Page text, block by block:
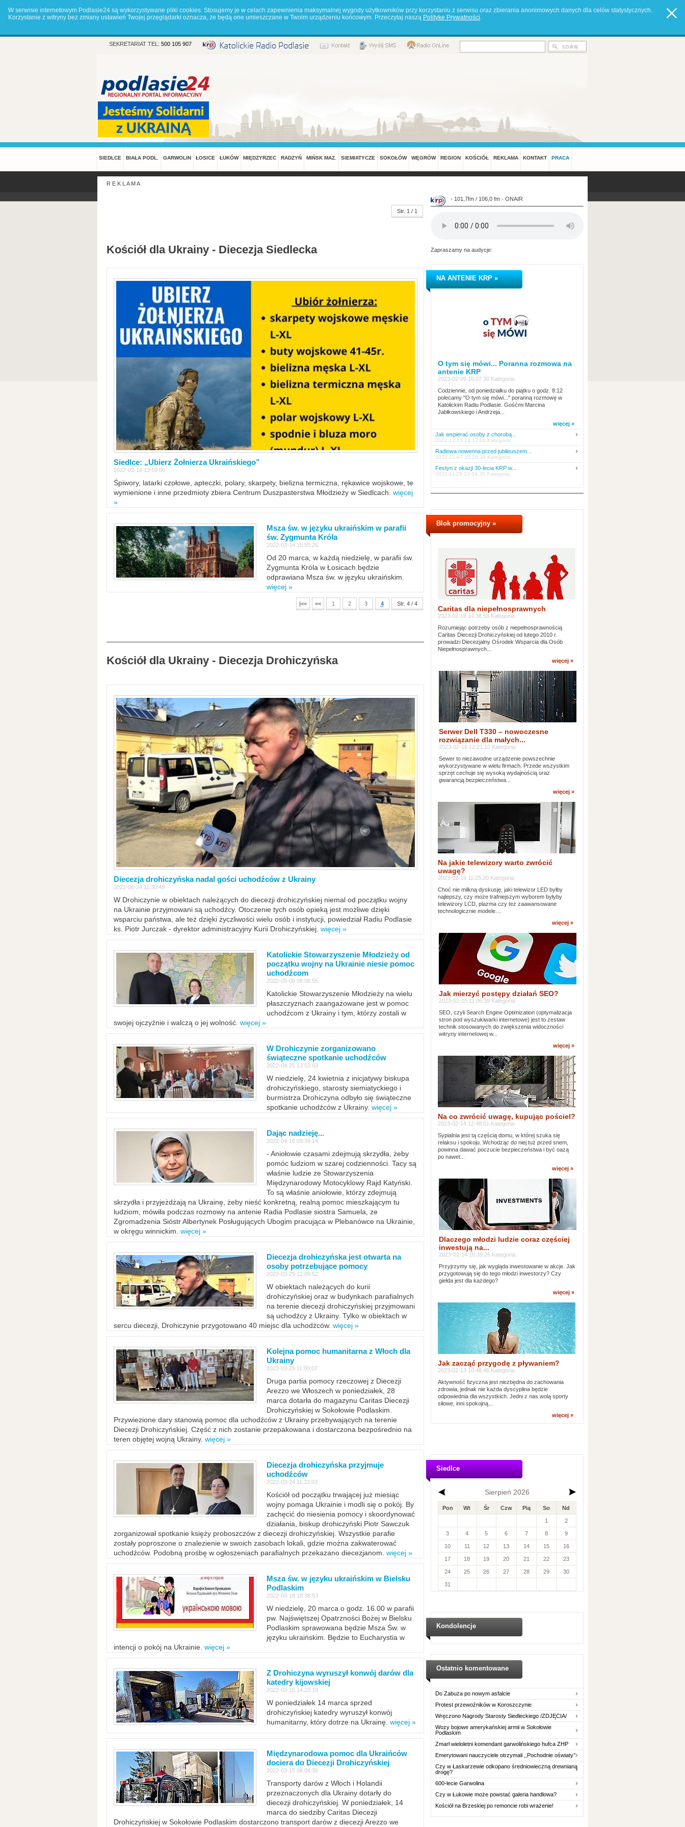
W serwisie internetowym Podlasie24 są wykorzystywane pliki cookies. Stosujemy je w celach zapewnienia maksymalnej wygody użytkowników przy korzystaniu z serwisu oraz zbierania anonimowych danych dla celów statystycznych.
Korzystanie z witryny bez zmiany ustawień Twojej przeglądarki oznacza, że będą one umieszczane w Twoim urządzeniu końcowym. Przeczytaj naszą Politykę Prywatności.
SEKRETARIAT TEL: 500 105 907
SIEDLCE BIAŁA PODL. GARWOLIN ŁOSICE ŁUKÓW MIĘDZYRZEC RADZYŃ MIŃSK MAZ. SIEMIATYCZE SOKOŁÓW WĘGRÓW REGION KOŚCIÓŁ REKLAMA KONTAKT PRACA
R E K L A M A
Str. 1 / 1
Kościół dla Ukrainy - Diecezja Siedlecka
Siedlce: „Ubierz Żołnierza Ukraińskiego”
2022-03-16 13:59:00
Śpiwory, latarki czołowe, apteczki, polary, skarpety, bielizna termiczna, rękawice wojskowe, te
wymienione i inne przedmioty zbiera Centrum Duszpasterstwa Młodzieży w Siedlcach. więcej
»
Msza św. w języku ukraińskim w parafii
św. Zygmunta Króla
2022-03-14 15:55:26
Od 20 marca, w każdą niedzielę, w parafii św.
Zygmunta Króla w Łosicach będzie
odprawiana Msza św. w języku ukraińskim.
więcej »
|<< << 1 2 3 4 Str. 4 / 4
Kościół dla Ukrainy - Diecezja Drohiczyńska
Diecezja drohiczyńska nadal gości uchodźców z Ukrainy
2022-06-24 11:30:48
W Drohiczynie w obiektach należących do diecezji drohiczyńskiej niemal od początku wojny
na Ukrainie przyjmowani są uchodźcy. Otoczenie tych osób opieką jest możliwe dzięki
wsparciu państwa, ale też dzięki życzliwości wielu osób i instytucji, powiedział Radiu Podlasie
ks. Piotr Jurczak - dyrektor administracyjny Kurii Drohiczyńskiej. więcej »
Katolickie Stowarzyszenie Młodzieży od
początku wojny na Ukrainie niesie pomoc
uchodźcom
2022-05-09 08:06:55
Katolickie Stowarzyszenie Młodzieży na wielu
płaszczyznach zaangażowane jest w pomoc
uchodźcom z Ukrainy i tym, którzy zostali w
swojej ojczyźnie i walczą o jej wolność. więcej »
W Drohiczynie zorganizowano
świąteczne spotkanie uchodźców
2022-04-25 13:53:53
W niedzielę, 24 kwietnia z inicjatywy biskupa
drohiczyńskiego, starosty siemiatyckiego i
burmistrza Drohiczyna odbyło się świąteczne
spotkanie uchodźców z Ukrainy. więcej »
Dając nadzieję...
2022-04-16 09:34:14
- Aniołowie czasami zdejmują skrzydła, żeby
pomóc ludziom w szarej codzienności. Tacy są
właśnie ludzie ze Stowarzyszenia
Międzynarodowy Motocyklowy Rajd Katyński.
To są właśnie aniołowie, którzy zdejmują
skrzydła i przyjeżdżają na Ukrainę, żeby nieść konkretną, realną pomoc mieszkającym tu
ludziom, mówiła podczas rozmowy na antenie Radia Podlasie siostra Samuela, ze
Zgromadzenia Sióstr Albertynek Posługujących Ubogim pracująca w Plebanówce na Ukrainie,
w okręgu winnickim. więcej »
Diecezja drohiczyńska jest otwarta na
osoby potrzebujące pomocy
2022-03-29 12:09:52
W obiektach należących do kurii
drohiczyńskiej oraz w budynkach parafialnych
na terenie diecezji drohiczyńskiej przyjmowani
są uchodźcy z Ukrainy. Tylko w obiektach w
sercu diecezji, Drohiczynie przygotowano 40 miejsc dla uchodźców. więcej »
Kolejna pomoc humanitarna z Włoch dla
Ukrainy
2022-03-29 11:00:07
Druga partia pomocy rzeczowej z Diecezji
Arezzo we Włoszech w poniedziałek, 28
marca dotarła do magazynu Caritas Diecezji
Drohiczyńskiej w Sokołowie Podlaskim.
Przywiezione dary stanowią pomoc dla uchodźców z Ukrainy przebywających na terenie
Diecezji Drohiczyńskiej. Część z nich zostanie przepakowana i dostarczona bezpośrednio na
teren objętej wojną Ukrainy. więcej »
Diecezja drohiczyńska przyjmuje
uchodźców
2022-03-24 11:33:03
Kościół od początku trwającej już miesiąc
wojny pomaga Ukrainie i modli się o pokój. By
zachęcić do niesienia pomocy i skoordynować
działania, biskup drohiczyński Piotr Sawczuk
zorganizował spotkanie księży proboszczów z diecezji drohiczyńskiej. Wszystkie parafie
zostały poproszone o znalezienie w swoich zasobach lokali, gdzie można zakwaterować
uchodźców. Podobną prośbę w ogłoszeniach parafialnych przekazano diecezjanom. więcej »
Msza św. w języku ukraińskim w Bielsku
Podlaskim
2022-03-18 18:38:53
W niedzielę, 20 marca o godz. 16.00 w parafii
pw. Najświętszej Opatrzności Bożej w Bielsku
Podlaskim sprawowana będzie Msza Św. w
języku ukraińskim. Będzie to Eucharystia w
intencji o pokój na Ukrainie. więcej »
Z Drohiczyna wyruszył konwój darów dla
katedry kijowskiej
2022-03-15 14:23:19
W poniedziałek 14 marca sprzed
drohiczyńskiej katedry wyruszył konwój
humanitarny, który dotrze na Ukrainę. więcej »
Międzynarodowa pomoc dla Ukraińców
dociera do Diecezji Drohiczyńskiej
2022-03-15 08:04:35
Transporty darów z Włoch i Holandii
przeznaczonych dla Ukrainy dotarły do
diecezji drohiczyńskiej. W poniedziałek, 14
marca do siedziby Caritas Diecezji
Drohiczyńskiej w Sokołowie Podlaskim dostarczono transport darów z diecezji Arezzo we
- 101,7fm / 106,0 fm - ONAIR
Zapraszamy na audycje:
NA ANTENIE KRP »
O tym się mówi... Poranna rozmowa na
antenie KRP
2023-02-09 16:07:30 Kategoria:
Codziennie, od poniedziałku do piątku o godz. 8:12
polecamy "O tym się mówi..." poranną rozmowę w
Katolickim Radiu Podlasie. Gośćmi Marcina
Jabłkowskiego i Andrzeja...
więcej »
Jak wspierać osoby z chorobą...
2022-12-13 13:12:00 Kategoria:
Radiowa nowenna przed jubileuszem...
2022-12-07 10:16:34 Kategoria:
Festyn z okazji 30-lecia KRP w...
2022-11-25 10:54:35 Kategoria:
Blok promocyjny »
Caritas dla niepełnosprawnych
2023-02-16 14:38:58 Kategoria:
Rozumiejąc potrzeby osób z niepełnosprawnością
Caritas Diecezji Drohiczyńskiej od lutego 2010 r.
prowadzi Diecezjalny Ośrodek Wsparcia dla Osób
Niepełnosprawnych...
więcej »
Serwer Dell T330 – nowoczesne
rozwiązanie dla małych...
2023-02-16 12:21:10 Kategoria:
Sewer to niezawodne urządzenie powszechnie
wykorzystywane w wielu firmach. Przede wszystkim
sprzęt cechuje się wysoką wydajnością oraz
gwarancją bezpieczeństwa...
więcej »
Na jakie telewizory warto zwrócić
uwagę?
2023-02-16 11:25:20 Kategoria:
Choć nie milkną dyskusję, jaki telewizor LED byłby
najlepszy, czy może trafniejszym wyborem byłyby
telewizory LCD, plazma czy też zaawansowane
technologicznie modele....
więcej »
Jak mierzyć postępy działań SEO?
2023-02-15 11:06:39 Kategoria:
SEO, czyli Search Engine Optimization (optymalizacja
stron pod wyszukiwarki internetowe) jest to zestaw
technik stosowanych do zwiększenia widoczności
witryny internetowej w...
więcej »
Na co zwrócić uwagę, kupując pościel?
2023-02-14 12:48:01 Kategoria:
Sypialnia jest tą częścią domu, w której szuka się
relaksu i spokoju. Wchodząc do niej tuż przed snem,
powinna dawać poczucie bezpieczeństwa i być oazą
po nawet...
więcej »
Dlaczego młodzi ludzie coraz częściej
inwestują na...
2023-02-14 10:39:26 Kategoria:
Przyjrzymy się, jak wygląda inwestowanie w akcje. Jak
przygotowują się do tego młodzi inwestorzy? Czy
giełda jest dla każdego?
więcej »
Jak zacząć przygodę z pływaniem?
2023-02-13 10:48:46 Kategoria:
Aktywność fizyczna jest niezbędna do zachowania
zdrowia, jednak nie każda dyscyplina będzie
odpowiednia dla wszystkich. Jedni z nas wolą sporty
siłowe, inni spokojną...
więcej »
Siedlce
Sierpień 2026
Pon Wt Śr Czw Pią So Nd
1 2
3 4 5 6 7 8 9
10 11 12 13 14 15 16
17 18 19 20 21 22 23
24 25 26 27 28 29 30
31
Kondolencje
Ostatnio komentowane
Do Zabuża po nowym asfalcie
Protest przewoźników w Koroszczynie
Wręczono Nagrody Starosty Siedleckiego /ZDJĘCIA/
Wozy bojowe amerykańskiej armii w Sokołowie
Podlaskim
Zmarł wieloletni komendant garwolińskiego hufca ZHP
Emerytowani nauczyciele otrzymali ,,Pochodnie oświaty’’
Czy w Łaskarzewie odkopano średniowieczną drewnianą
drogę?
600-lecie Garwolina
Czy w Łukowie może powstać galeria handlowa?
Kościół na Brzeskiej po remoncie robi wrażenie!